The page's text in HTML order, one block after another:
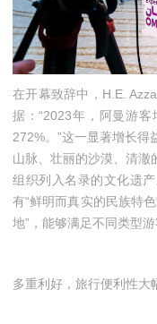
在开幕致辞中，H.E.
据：“2023年，阿曼游
272%。”这一显著增长
山脉、壮丽的沙漠、清澈
组织列入名录的文化遗
有“鲜明而真实的民族特
地”，能够满足不同类型游
多重利好，旅行便利性大